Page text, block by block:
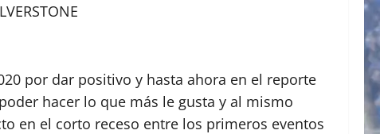
por dar positivo y hasta ahora en el reporte
hacer lo que más le gusta y al mismo
en el corto receso entre los primeros eventos